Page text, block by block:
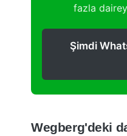
fazla
Şimdi
Wegberg'deki